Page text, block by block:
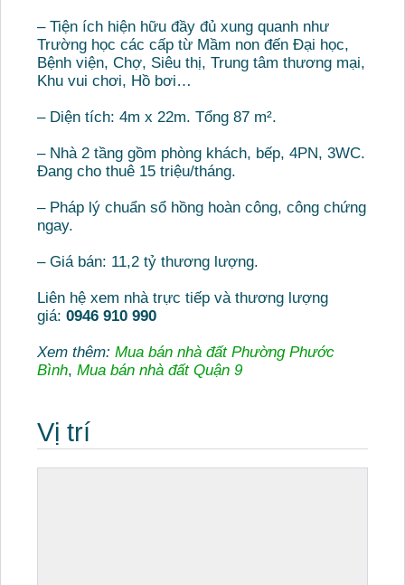
– Tiện ích hiện hữu đầy đủ xung quanh như
Trường học các cấp từ Mầm non đến Đại học,
Bệnh viện, Chợ, Siêu thị, Trung tâm thương mại,
Khu vui chơi, Hồ bơi…
– Diện tích: 4m x 22m. Tổng 87 m².
– Nhà 2 tầng gồm phòng khách, bếp, 4PN, 3WC.
Đang cho thuê 15 triệu/tháng.
– Pháp lý chuẩn sổ hồng hoàn công, công chứng
ngay.
– Giá bán: 11,2 tỷ thương lượng.
Liên hệ xem nhà trực tiếp và thương lượng
giá: 0946 910 990
Xem thêm: Mua bán nhà đất Phường Phước
Bình, Mua bán nhà đất Quận 9
Vị trí